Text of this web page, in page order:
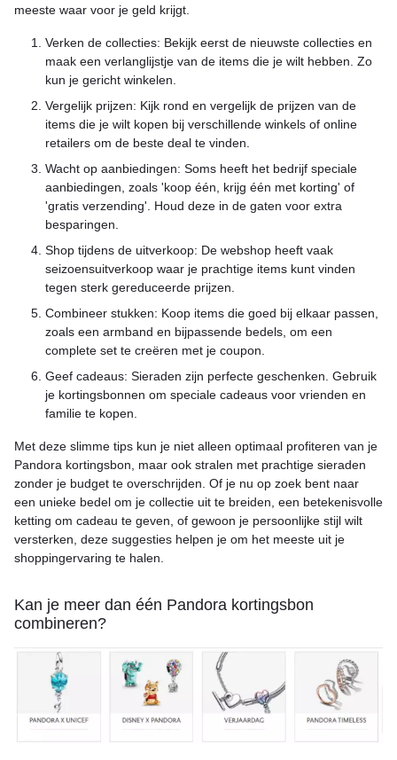
meeste waar voor je geld krijgt.
Verken de collecties: Bekijk eerst de nieuwste collecties en
maak een verlanglijstje van de items die je wilt hebben. Zo
kun je gericht winkelen.
Vergelijk prijzen: Kijk rond en vergelijk de prijzen van de
items die je wilt kopen bij verschillende winkels of online
retailers om de beste deal te vinden.
Wacht op aanbiedingen: Soms heeft het bedrijf speciale
aanbiedingen, zoals 'koop één, krijg één met korting' of
'gratis verzending'. Houd deze in de gaten voor extra
besparingen.
Shop tijdens de uitverkoop: De webshop heeft vaak
seizoensuitverkoop waar je prachtige items kunt vinden
tegen sterk gereduceerde prijzen.
Combineer stukken: Koop items die goed bij elkaar passen,
zoals een armband en bijpassende bedels, om een
complete set te creëren met je coupon.
Geef cadeaus: Sieraden zijn perfecte geschenken. Gebruik
je kortingsbonnen om speciale cadeaus voor vrienden en
familie te kopen.
Met deze slimme tips kun je niet alleen optimaal profiteren van je
Pandora kortingsbon, maar ook stralen met prachtige sieraden
zonder je budget te overschrijden. Of je nu op zoek bent naar
een unieke bedel om je collectie uit te breiden, een betekenisvolle
ketting om cadeau te geven, of gewoon je persoonlijke stijl wilt
versterken, deze suggesties helpen je om het meeste uit je
shoppingervaring te halen.
Kan je meer dan één Pandora kortingsbon
combineren?